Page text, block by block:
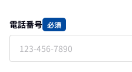
電話番号 必須